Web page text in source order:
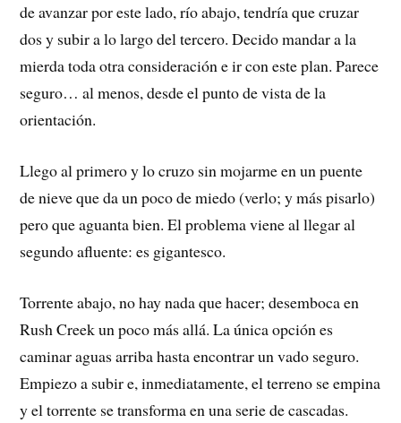
de avanzar por este lado, río abajo, tendría que cruzar
dos y subir a lo largo del tercero. Decido mandar a la
mierda toda otra consideración e ir con este plan. Parece
seguro… al menos, desde el punto de vista de la
orientación.
Llego al primero y lo cruzo sin mojarme en un puente
de nieve que da un poco de miedo (verlo; y más pisarlo)
pero que aguanta bien. El problema viene al llegar al
segundo afluente: es gigantesco.
Torrente abajo, no hay nada que hacer; desemboca en
Rush Creek un poco más allá. La única opción es
caminar aguas arriba hasta encontrar un vado seguro.
Empiezo a subir e, inmediatamente, el terreno se empina
y el torrente se transforma en una serie de cascadas.